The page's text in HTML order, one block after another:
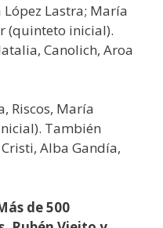
López Lastra; María
(quinteto inicial).
Canolich, Aroa
Riscos, María
También
Alba Gandía,
de 500